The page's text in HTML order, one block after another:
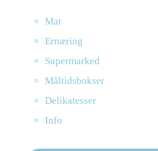
Mat
Ernæring
Supermarked
Måltidsbokser
Delikatesser
Info